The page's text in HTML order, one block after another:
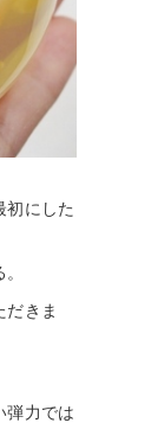
初にした
だきま
弾力では